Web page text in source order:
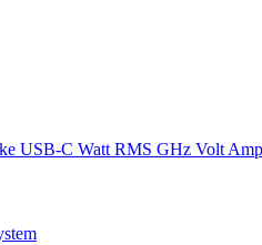
USB-C Watt RMS GHz Volt